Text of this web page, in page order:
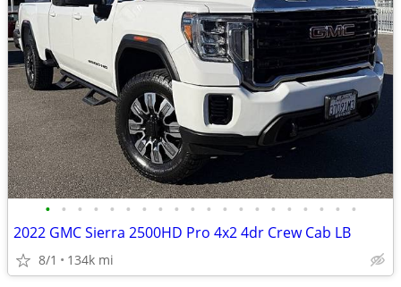
• • • • • • • • • • • • • • • • • • • •
2022 GMC Sierra 2500HD Pro 4x2 4dr Crew Cab LB
8/1 134k mi